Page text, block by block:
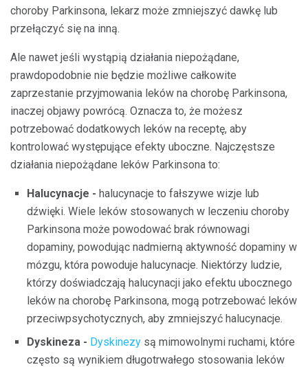
choroby Parkinsona, lekarz może zmniejszyć dawkę lub
przełączyć się na inną.
Ale nawet jeśli wystąpią działania niepożądane,
prawdopodobnie nie będzie możliwe całkowite
zaprzestanie przyjmowania leków na chorobę Parkinsona,
inaczej objawy powrócą. Oznacza to, że możesz
potrzebować dodatkowych leków na receptę, aby
kontrolować występujące efekty uboczne. Najczęstsze
działania niepożądane leków Parkinsona to:
Halucynacje - halucynacje to fałszywe wizje lub
dźwięki. Wiele leków stosowanych w leczeniu choroby
Parkinsona może powodować brak równowagi
dopaminy, powodując nadmierną aktywność dopaminy w
mózgu, która powoduje halucynacje. Niektórzy ludzie,
którzy doświadczają halucynacji jako efektu ubocznego
leków na chorobę Parkinsona, mogą potrzebować leków
przeciwpsychotycznych, aby zmniejszyć halucynacje.
Dyskineza - Dyskinezy są mimowolnymi ruchami, które
często są wynikiem długotrwałego stosowania leków